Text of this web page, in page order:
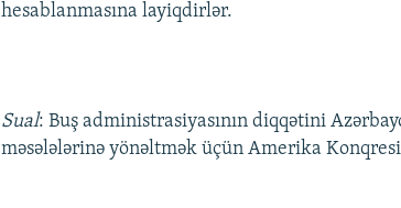
hesablanmasına layiqdirlər.
Sual: Buş administrasiyasının diqqətini
məsələlərinə yönəltmək üçün Amerika Konqresi